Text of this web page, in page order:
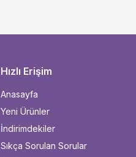
Hızlı Erişim
Anasayfa
Yeni Ürünler
İndirimdekiler
Sıkça Sorulan Sorular